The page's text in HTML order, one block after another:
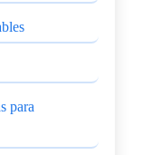
para